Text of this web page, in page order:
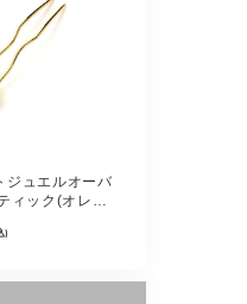
ジュエルオーバ
ィック(オレン
)